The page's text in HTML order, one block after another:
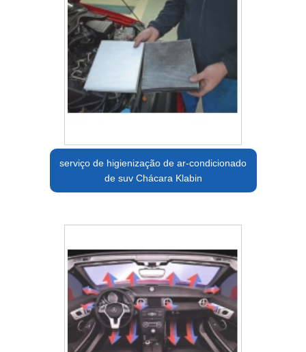
serviço de higienização de ar-condicionado
de suv Chácara Klabin